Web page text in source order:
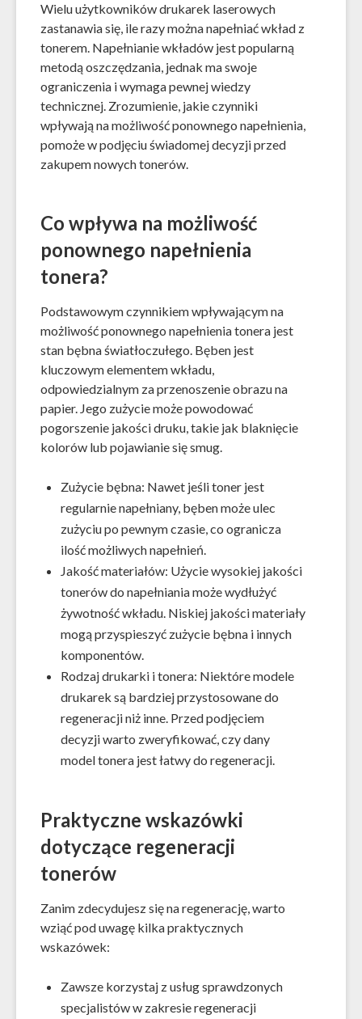
Wielu użytkowników drukarek laserowych
zastanawia się, ile razy można napełniać wkład z
tonerem. Napełnianie wkładów jest popularną
metodą oszczędzania, jednak ma swoje
ograniczenia i wymaga pewnej wiedzy
technicznej. Zrozumienie, jakie czynniki
wpływają na możliwość ponownego napełnienia,
pomoże w podjęciu świadomej decyzji przed
zakupem nowych tonerów.
Co wpływa na możliwość
ponownego napełnienia
tonera?
Podstawowym czynnikiem wpływającym na
możliwość ponownego napełnienia tonera jest
stan bębna światłoczułego. Bęben jest
kluczowym elementem wkładu,
odpowiedzialnym za przenoszenie obrazu na
papier. Jego zużycie może powodować
pogorszenie jakości druku, takie jak blaknięcie
kolorów lub pojawianie się smug.
Zużycie bębna: Nawet jeśli toner jest
regularnie napełniany, bęben może ulec
zużyciu po pewnym czasie, co ogranicza
ilość możliwych napełnień.
Jakość materiałów: Użycie wysokiej jakości
tonerów do napełniania może wydłużyć
żywotność wkładu. Niskiej jakości materiały
mogą przyspieszyć zużycie bębna i innych
komponentów.
Rodzaj drukarki i tonera: Niektóre modele
drukarek są bardziej przystosowane do
regeneracji niż inne. Przed podjęciem
decyzji warto zweryfikować, czy dany
model tonera jest łatwy do regeneracji.
Praktyczne wskazówki
dotyczące regeneracji
tonerów
Zanim zdecydujesz się na regenerację, warto
wziąć pod uwagę kilka praktycznych
wskazówek:
Zawsze korzystaj z usług sprawdzonych
specjalistów w zakresie regeneracji